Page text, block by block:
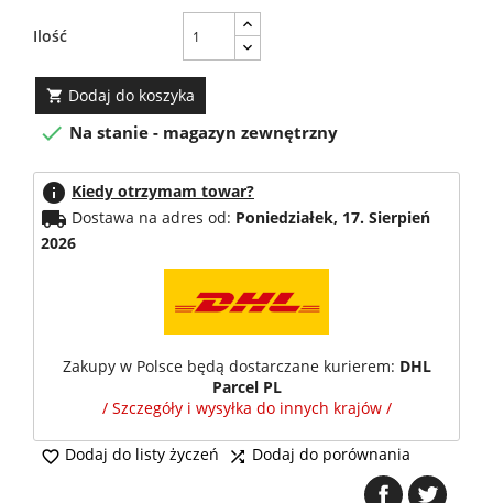
Ilość
 Dodaj do koszyka
 Na stanie - magazyn zewnętrzny
info Kiedy otrzymam towar?
local_shipping Dostawa na adres od: Poniedziałek, 17. Sierpień
2026
Zakupy w Polsce będą dostarczane kurierem: DHL
Parcel PL
/ Szczegóły i wysyłka do innych krajów /
 Dodaj do listy życzeń  Dodaj do porównania